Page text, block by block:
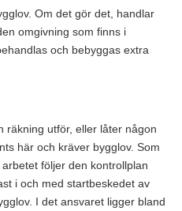
Om det gör det, handlar
omgivning som finns i
och bebyggas extra
räkning utför, eller låter någon
här och kräver bygglov. Som
följer den kontrollplan
i och med startbeskedet av
I det ansvaret ligger bland